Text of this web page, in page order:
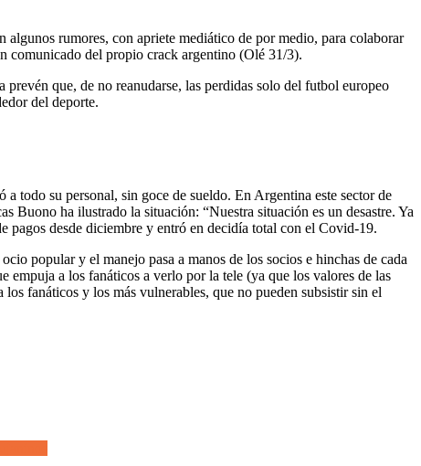
algunos rumores, con apriete mediático de por medio, para colaborar
comunicado del propio crack argentino (Olé 31/3).
que, de no reanudarse, las perdidas solo del futbol europeo
del deporte.
todo su personal, sin goce de sueldo. En Argentina este sector de
Buono ha ilustrado la situación: “Nuestra situación es un desastre. Ya
pagos desde diciembre y entró en decidía total con el Covid-19.
popular y el manejo pasa a manos de los socios e hinchas de cada
empuja a los fanáticos a verlo por la tele (ya que los valores de las
fanáticos y los más vulnerables, que no pueden subsistir sin el